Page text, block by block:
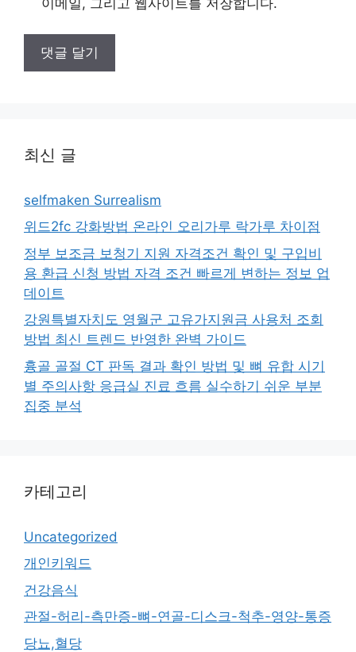
이메일, 그리고 웹사이트를 저장합니다.
최신 글
selfmaken Surrealism
위드2fc 강화방법 온라인 오리가루 락가루 차이점
정부 보조금 보청기 지원 자격조건 확인 및 구입비
용 환급 신청 방법 자격 조건 빠르게 변하는 정보 업
데이트
강원특별자치도 영월군 고유가지원금 사용처 조회
방법 최신 트렌드 반영한 완벽 가이드
흉골 골절 CT 판독 결과 확인 방법 및 뼈 유합 시기
별 주의사항 응급실 진료 흐름 실수하기 쉬운 부분
집중 분석
카테고리
Uncategorized
개인키워드
건강음식
관절-허리-측만증-뼈-연골-디스크-척추-영양-통증
당뇨,혈당